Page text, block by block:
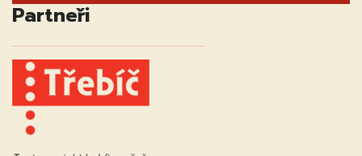
Partneři